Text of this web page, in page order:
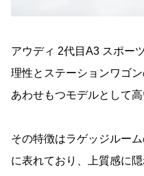
アウディ 2代目A3 スポー
理性とステーションワゴ
あわせもつモデルとして高
その特徴はラゲッジルー
に表れており、上質感に